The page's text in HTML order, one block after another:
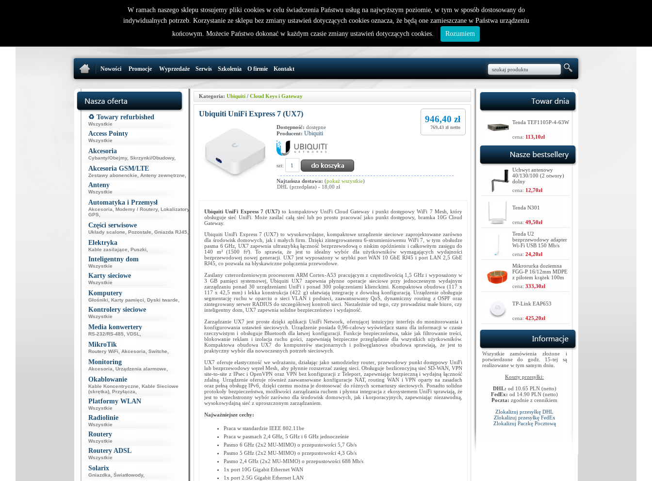
nowy klient
32 721 86 72
support@wirelesslan.com.pl
W koszyku jest 0 produktów(y)
Nowości Promocje Wyprzedaże Serwis Szkolenia O firmie Kontakt
♻️ Towary refurbished
Wszystkie
Access Pointy
Wszystkie
Akcesoria
Cybanty/Obejmy, Skrzynki/Obudowy,
Akcesoria GSM/LTE
Zestawy abonenckie Anteny zewnętrzne
Anteny
Wszystkie
Automatyka i Przemysł
Akcesoria Modemy / Routery, Lokalizatory
GPS,
Części serwisowe
Układy scalone Pozostałe Gniazda RJ45,
Elektryka
Kable zasilające Puszki
Inteligentny dom
Wszystkie
Karty sieciowe
Wszystkie
Komputery
Głośniki Karty pamięci Dyski twarde
Kontrolery sieciowe
Wszystkie
Media konwertery
RS-232/RS-485, VDSL
MikroTik
Routery WiFi Akcesoria Switche
Monitoring
Akcesoria Urządzenia alarmowe
Okablowanie
Kable Koncentryczne
Kable Sieciowe
(skrętka), Przyłącza
Platformy WLAN
Wszystkie
Radiolinie
Wszystkie
Routery
Wszystkie
Routery ADSL
Wszystkie
Solarix
Gniazdka Światłowody,
Kategoria: Ubiquiti / Cloud Keys i Gateway
Ubiquiti UniFi Express 7 (UX7)
946,40 zł
769,43 zł netto
Dostępność: dostępne
Producent: Ubiquiti
szt:
Najtańsza dostawa: (pokaż wszystkie)
DHL (przedpłata) - 18,00 zł
Ubiquiti UniFi Express 7 (UX7)to kompaktowy UniFi Cloud Gateway i punkt dostępowy WiFi 7 Mesh, który
obsługuje sieć UniFi. Może zasilać całą sieć lub po prostu pracować jako punkt dostępowy, bramka 10G Cloud
Gateway.
Ubiquiti UniFi Express 7 (UX7) to wysokowydajne, kompaktowe urządzenie sieciowe zaprojektowane zarówno
dla środowisk domowych, jak i małych firm. Dzięki zintegrowanemu 6-strumieniowemu WiFi 7, w tym obsłudze
pasma 6 GHz, UX7 zapewnia ultraszybką łączność bezprzewodową o niskim opóźnieniu i całkowitym zasięgu do
140 m² (1500 ft²). To sprawia, że jest to idealny wybór dla użytkowników wymagających wydajności
bezprzewodowej nowej generacji. UX7 jest wyposażony w szybki port WAN 10 GbE RJ45 i port LAN 2,5 GbE
RJ45, co pozwala na błyskawiczne połączenia przewodowe.
Zasilany czterordzeniowym procesorem ARM Cortex-A53 pracującym z częstotliwością 1,5 GHz i wyposażony w
3 GB pamięci systemowej, Ubiquiti UX7 zapewnia płynne operacje sieciowe przy jednoczesnym wydajnym
zarządzaniu ponad 30 urządzeniami UniFi i ponad 300 połączeniami klienckimi. Kompaktowa obudowa (117 x
117 x 42,5 mm) i lekka konstrukcja (422 g) ułatwiają integrację z dowolną konfiguracją. Urządzenie obsługuje
segmentację ruchu w oparciu o sieci VLAN i podsieci, zaawansowany QoS, dynamiczny routing z OSPF oraz
zintegrowany serwer RADIUS do szczegółowej kontroli sieci. Niezależnie od tego, czy prowadzisz małe biuro, czy
inteligentny dom, UX7 zapewnia solidne bezpieczeństwo i wydajność.
Zarządzanie UX7 jest proste dzięki aplikacji UniFi Network, oferującej intuicyjny interfejs do monitorowania i
konfigurowania ustawień sieciowych. Urządzenie posiada 0,96-calowy wyświetlacz stanu dla informacji w czasie
rzeczywistym i obsługuje Bluetooth dla łatwej konfiguracji. Funkcje bezpieczeństwa, takie jak filtrowanie treści,
blokowanie reklam i izolacja ruchu gości, zapewniają bezpieczne przeglądanie dla wszystkich użytkowników.
Kompaktowa obudowa UX7 do komputerów stacjonarnych i poliwęglanowa obudowa sprawiają, że jest to
praktyczny wybór dla nowoczesnych potrzeb sieciowych.
UX7 oferuje elastyczność we wdrażaniu, działając jako samodzielny router, przewodowy punkt dostępowy UniFi
lub bezprzewodowy węzeł Mesh, aby płynnie rozszerzać zasięg sieci. Obsługuje bezlicencyjną sieć SD-WAN, VPN
site-to-site z IPsec i OpenVPN oraz VPN bez konfiguracji z Teleport, zapewniając bezpieczną i wydajną łączność
zdalną. Urządzenie oferuje również zaawansowane konfiguracje NAT, routing WAN i VPN oparty na zasadach
oraz pełną obsługę IPv6, dzięki czemu można je dostosować do różnych scenariuszy sieciowych. Ponadto solidne
protokoły bezpieczeństwa, możliwości zarządzania ruchem i płynna integracja z ekosystemem UniFi sprawiają, że
jest to wszechstronny wybór zarówno dla środowisk domowych, jak i korporacyjnych, zapewniając niezawodną,
wysokowydajną sieć z uproszczonym zarządzaniem.
Najważniejsze cechy:
Praca w standardzie IEEE 802.11be
Praca w pasmach 2,4 GHz, 5 GHz i 6 GHz jednocześnie
Pasmo 6 GHz (2x2 MU-MIMO) o przepustowości 5,7 Gb/s
Pasmo 5 GHz (2x2 MU-MIMO) o przepustowości 4,3 Gb/s
Pasmo 2,4 GHz (2x2 MU-MIMO) o przepustowości 688 Mb/s
1x port 10G Gigabit Ethernet WAN
1x port 2.5G Gigabit Ethernet LAN
Tenda TEF1105P-4-63W
cena: 113,10zł
Uchwyt antenowy
40/130/100 (2 otwory)
dolny
cena: 12,70zł
Tenda N301
cena: 49,50zł
Tenda U2
bezprzewodowy adapter
Wi-Fi USB 150 Mb/s
cena: 24,20zł
Mikrorurka doziemna
FGG-P 16/12mm MDPE
z pilotem krążek 100m
cena: 333,30zł
TP-Link EAP653
cena: 425,20zł
Wszystkie zamówienia złożone i
potwierdzone do godz. 15-tej są
realizowane w tym samym dniu.
Koszty przesyłki:
DHL: od 10.65 PLN (netto)
FedEx: od 14.90 PLN (netto)
Poczta: zgodnie z cennikiem
Zlokalizuj przesyłkę DHL
Zlokalizuj przesyłkę FedEx
Zlokalizuj Paczkę Pocztową
W ramach naszego sklepu stosujemy pliki cookies w celu świadczenia Państwu usług na najwyższym poziomie, w tym w sposób dostosowany do
indywidualnych potrzeb. Korzystanie ze sklepu bez zmiany ustawień dotyczących cookies oznacza, że będą one zamieszczane w Państwa urządzeniu
końcowym. Możecie Państwo dokonać w każdym czasie zmiany ustawień dotyczących cookies.
Rozumiem